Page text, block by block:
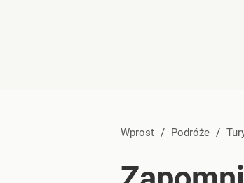
Wprost / Podróże /